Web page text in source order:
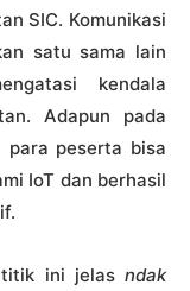
SIC. Komunikasi
satu sama lain
kendala
Adapun pada
para peserta bisa
IoT dan berhasil
titik ini jelas ndak